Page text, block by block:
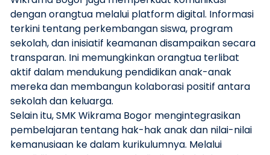
dengan orangtua melalui platform digital. Informasi
terkini tentang perkembangan siswa, program
sekolah, dan inisiatif keamanan disampaikan secara
transparan. Ini memungkinkan orangtua terlibat
aktif dalam mendukung pendidikan anak-anak
mereka dan membangun kolaborasi positif antara
sekolah dan keluarga.
Selain itu, SMK Wikrama Bogor mengintegrasikan
pembelajaran tentang hak-hak anak dan nilai-nilai
kemanusiaan ke dalam kurikulumnya. Melalui